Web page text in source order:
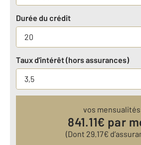
Durée du crédit
Taux d'intérêt (hors assurances)
vos mensualités
841.11€ par
(Dont 29.17€